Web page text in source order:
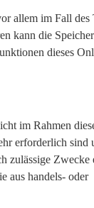
allem im Fall des
kann die
dieses
im Rahmen
erforderlich sind
zulässige Zwecke
aus handels- oder